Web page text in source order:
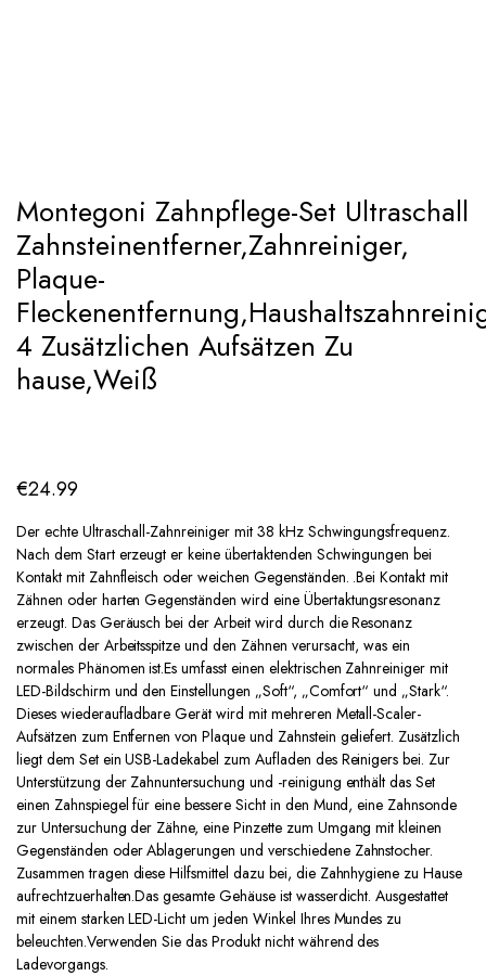
Montegoni Zahnpflege-Set Ultraschall
Zahnsteinentferner,Zahnreiniger,
Plaque-
4 Zusätzlichen Aufsätzen Zu
hause,Weiß
€24.99
Der echte Ultraschall-Zahnreiniger mit 38 kHz Schwingungsfrequenz.
Nach dem Start erzeugt er keine übertaktenden Schwingungen bei
Kontakt mit Zahnfleisch oder weichen Gegenständen. .Bei Kontakt mit
Zähnen oder harten Gegenständen wird eine Übertaktungsresonanz
erzeugt. Das Geräusch bei der Arbeit wird durch die Resonanz
zwischen der Arbeitsspitze und den Zähnen verursacht, was ein
normales Phänomen ist.Es umfasst einen elektrischen Zahnreiniger mit
LED-Bildschirm und den Einstellungen „Soft“, „Comfort“ und „Stark“.
Dieses wiederaufladbare Gerät wird mit mehreren Metall-Scaler-
Aufsätzen zum Entfernen von Plaque und Zahnstein geliefert. Zusätzlich
liegt dem Set ein USB-Ladekabel zum Aufladen des Reinigers bei. Zur
Unterstützung der Zahnuntersuchung und -reinigung enthält das Set
einen Zahnspiegel für eine bessere Sicht in den Mund, eine Zahnsonde
zur Untersuchung der Zähne, eine Pinzette zum Umgang mit kleinen
Gegenständen oder Ablagerungen und verschiedene Zahnstocher.
Zusammen tragen diese Hilfsmittel dazu bei, die Zahnhygiene zu Hause
aufrechtzuerhalten.Das gesamte Gehäuse ist wasserdicht. Ausgestattet
mit einem starken LED-Licht um jeden Winkel Ihres Mundes zu
beleuchten.Verwenden Sie das Produkt nicht während des
Ladevorgangs.